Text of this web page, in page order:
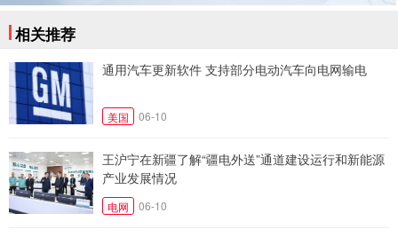
相关推荐
通用汽车更新软件 支持部分电动汽车向电网输电
美国 06-10
王沪宁在新疆了解“疆电外送”通道建设运行和新能源
产业发展情况
电网 06-10